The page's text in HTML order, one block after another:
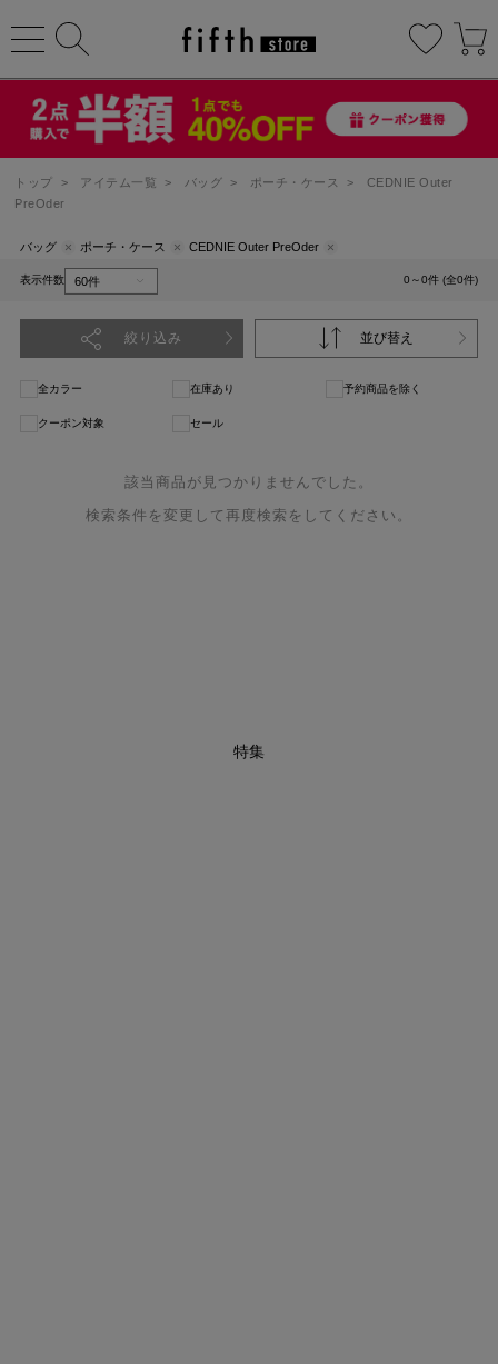
トップ > アイテム一覧 > バッグ > ポーチ・ケース >
CEDNIE Outer
PreOder
バッグ ポーチ・ケース CEDNIE Outer PreOder
表示件数 0～0件 (全0件)
絞り込み 並び替え
全カラー 在庫あり 予約商品を除く
クーポン対象 セール
該当商品が見つかりませんでした。
検索条件を変更して再度検索をしてください。
特集